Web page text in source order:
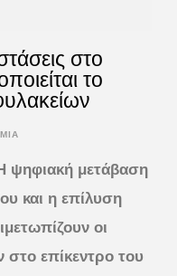
στο
το
ψηφιακή μετάβαση
και η επίλυση
οι
στο επίκεντρο του